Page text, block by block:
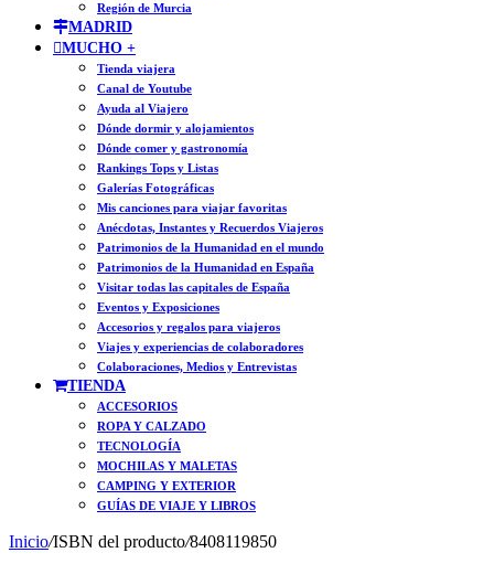
Región de Murcia
MADRID
MUCHO +
Tienda viajera
Canal de Youtube
Ayuda al Viajero
Dónde dormir y alojamientos
Dónde comer y gastronomía
Rankings Tops y Listas
Galerías Fotográficas
Mis canciones para viajar favoritas
Anécdotas, Instantes y Recuerdos Viajeros
Patrimonios de la Humanidad en el mundo
Patrimonios de la Humanidad en España
Visitar todas las capitales de España
Eventos y Exposiciones
Accesorios y regalos para viajeros
Viajes y experiencias de colaboradores
Colaboraciones, Medios y Entrevistas
TIENDA
ACCESORIOS
ROPA Y CALZADO
TECNOLOGÍA
MOCHILAS Y MALETAS
CAMPING Y EXTERIOR
GUÍAS DE VIAJE Y LIBROS
Inicio/ISBN del producto/8408119850